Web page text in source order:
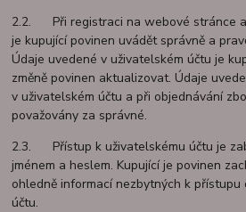
2.2. Při registraci na webové stránce a
je kupující povinen uvádět správně a
Údaje uvedené v uživatelském účtu je
změně povinen aktualizovat. Údaje
v uživatelském účtu a při objednávání
považovány za správné.
2.3. Přístup k uživatelskému účtu je
jménem a heslem. Kupující je povinen
ohledně informací nezbytných k přístupu
účtu.